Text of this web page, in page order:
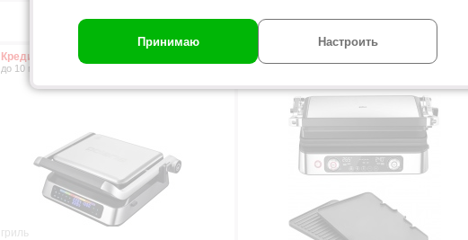
Кредит до 0,0001%
до 10 месяцев!
гриль
Кредит до 0,0001%
Принимаю Настроить